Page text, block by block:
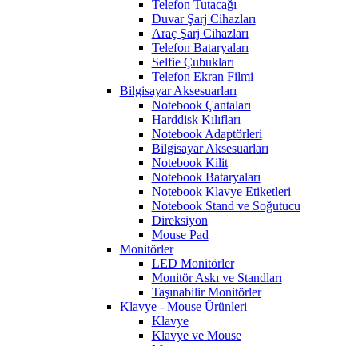
Telefon Tutacağı
Duvar Şarj Cihazları
Araç Şarj Cihazları
Telefon Bataryaları
Selfie Çubukları
Telefon Ekran Filmi
Bilgisayar Aksesuarları
Notebook Çantaları
Harddisk Kılıfları
Notebook Adaptörleri
Bilgisayar Aksesuarları
Notebook Kilit
Notebook Bataryaları
Notebook Klavye Etiketleri
Notebook Stand ve Soğutucu
Direksiyon
Mouse Pad
Monitörler
LED Monitörler
Monitör Askı ve Standları
Taşınabilir Monitörler
Klavye - Mouse Ürünleri
Klavye
Klavye ve Mouse